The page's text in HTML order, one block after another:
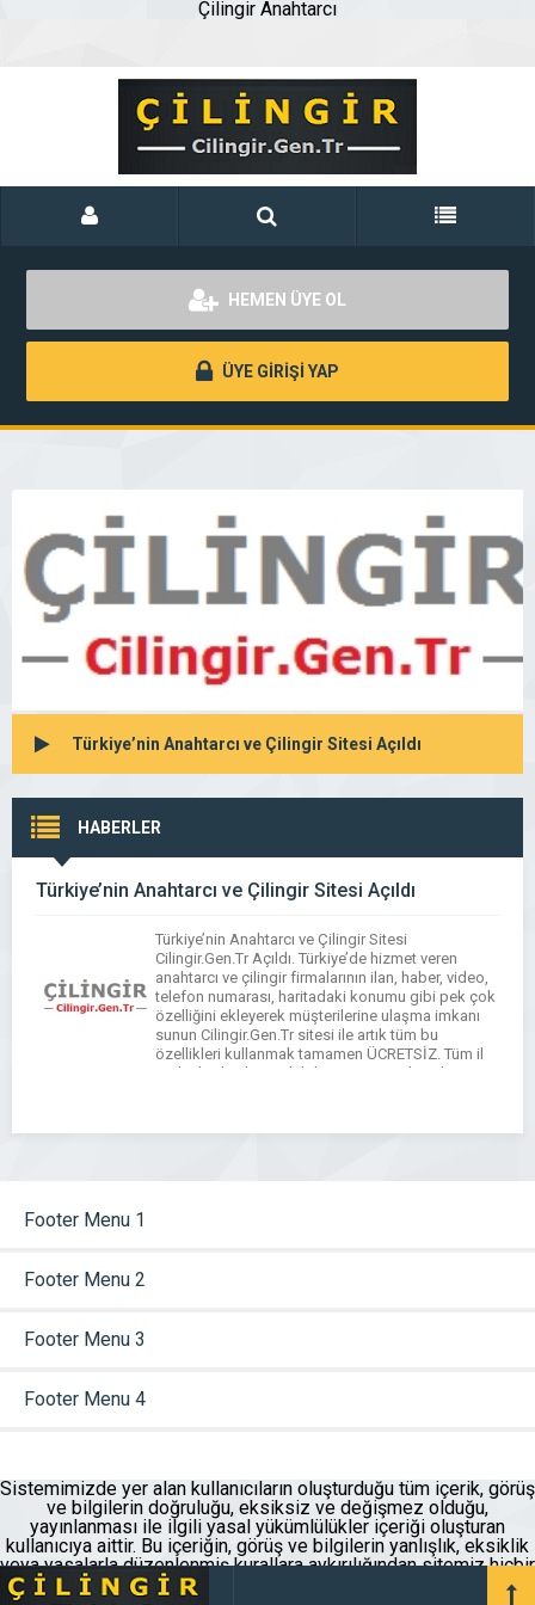
Çilingir Anahtarcı
HEMEN ÜYE OL
ÜYE GİRİŞİ YAP
Türkiye’nin Anahtarcı ve Çilingir Sitesi Açıldı
HABERLER
Türkiye’nin Anahtarcı ve Çilingir Sitesi Açıldı
Türkiye’nin Anahtarcı ve Çilingir Sitesi
Cilingir.Gen.Tr Açıldı. Türkiye’de hizmet veren
anahtarcı ve çilingir firmalarının ilan, haber, video,
telefon numarası, haritadaki konumu gibi pek çok
özelliğini ekleyerek müşterilerine ulaşma imkanı
sunun Cilingir.Gen.Tr sitesi ile artık tüm bu
özellikleri kullanmak tamamen ÜCRETSİZ. Tüm il
ve ilçelerden kayıt alabilen sitemiz 30’u aşkın
Footer Menu 1
Footer Menu 2
Footer Menu 3
Footer Menu 4
Sistemimizde yer alan kullanıcıların oluşturduğu tüm içerik, görüş
ve bilgilerin doğruluğu, eksiksiz ve değişmez olduğu,
yayınlanması ile ilgili yasal yükümlülükler içeriği oluşturan
kullanıcıya aittir. Bu içeriğin, görüş ve bilgilerin yanlışlık, eksiklik
veya yasalarla düzenlenmiş kurallara aykırılığından sitemiz hiçbir
şekilde sorumlu değildir.